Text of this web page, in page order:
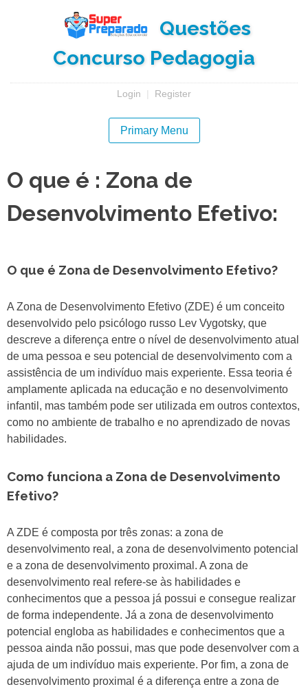
Questões
Concurso Pedagogia
Login | Register
Primary Menu
O que é : Zona de
Desenvolvimento Efetivo:
O que é Zona de Desenvolvimento Efetivo?
A Zona de Desenvolvimento Efetivo (ZDE) é um conceito
desenvolvido pelo psicólogo russo Lev Vygotsky, que
descreve a diferença entre o nível de desenvolvimento atual
de uma pessoa e seu potencial de desenvolvimento com a
assistência de um indivíduo mais experiente. Essa teoria é
amplamente aplicada na educação e no desenvolvimento
infantil, mas também pode ser utilizada em outros contextos,
como no ambiente de trabalho e no aprendizado de novas
habilidades.
Como funciona a Zona de Desenvolvimento
Efetivo?
A ZDE é composta por três zonas: a zona de
desenvolvimento real, a zona de desenvolvimento potencial
e a zona de desenvolvimento proximal. A zona de
desenvolvimento real refere-se às habilidades e
conhecimentos que a pessoa já possui e consegue realizar
de forma independente. Já a zona de desenvolvimento
potencial engloba as habilidades e conhecimentos que a
pessoa ainda não possui, mas que pode desenvolver com a
ajuda de um indivíduo mais experiente. Por fim, a zona de
desenvolvimento proximal é a diferença entre a zona de